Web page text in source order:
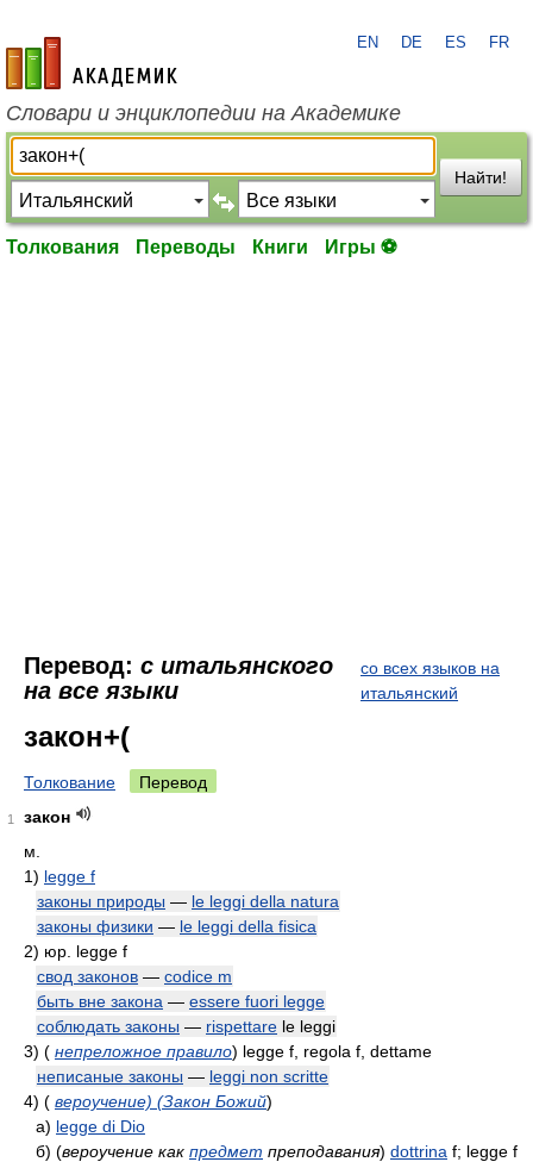
academic.ru
EN DE ES FR
Словари и энциклопедии на Академике
Найти!
Толкования Переводы Книги Игры ⚽
Перевод: с итальянского
на все языки
со всех языков на
итальянский
закон+(
Толкование Перевод
1
закон
м.
1) legge f
законы природы — le leggi della natura
законы физики — le leggi della fisica
2) юр. legge f
свод законов — codice m
быть вне закона — essere fuori legge
соблюдать законы — rispettare le leggi
3) ( непреложное правило) legge f, regola f, dettame
неписаные законы — leggi non scritte
4) ( вероучение) (Закон Божий)
а) legge di Dio
б) (вероучение как предмет преподавания) dottrina f; legge f